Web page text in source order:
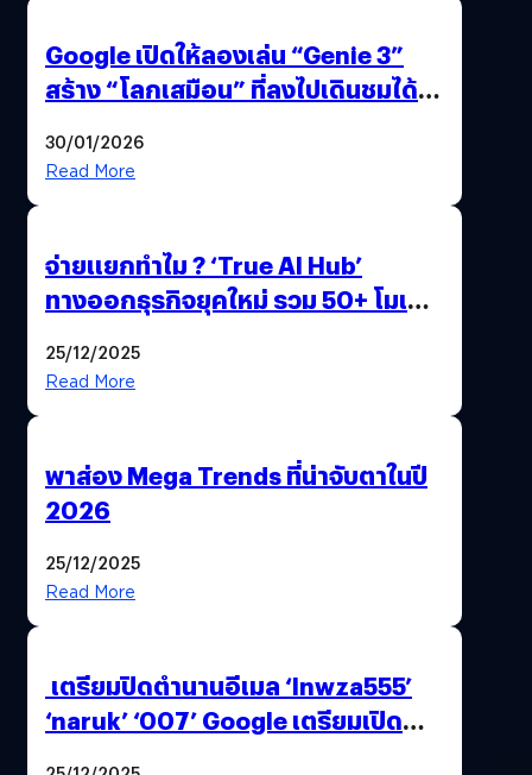
Google เปิดให้ลองเล่น “Genie 3”
สร้าง “โลกเสมือน” ที่ลงไปเดินชมได้
30/01/2026
Read More
จ่ายแยกทำไม ? ‘True AI Hub’
ทางออกธุรกิจยุคใหม่ รวม 50+ โมเดล
25/12/2025
Read More
พาส่อง Mega Trends ที่น่าจับตาในปี
2026
25/12/2025
Read More
เตรียมปิดตำนานอีเมล ‘lnwza555’
‘naruk’ ‘007’ Google เตรียมเปิด